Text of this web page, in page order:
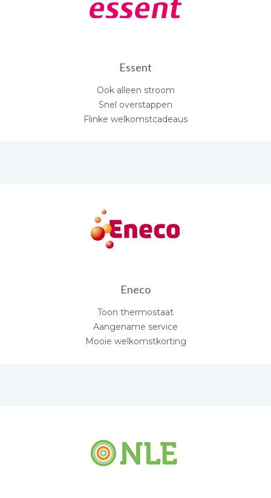
Essent
Ook alleen stroom
Snel overstappen
Flinke welkomstcadeaus
Eneco
Toon thermostaat
Aangename service
Mooie welkomstkorting